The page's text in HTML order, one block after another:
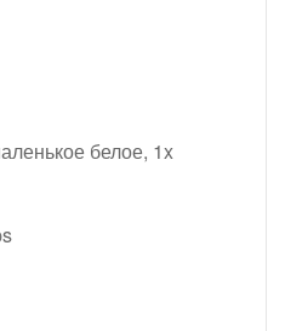
белое, 1x